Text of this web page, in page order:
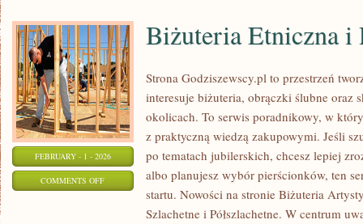
FEBRUARY - 1 - 2026
COMMENTS OFFON
BIŻUTERIA
Biżuteria Etniczna i
Strona Godziszewscy.pl to przestrzeń
interesuje biżuteria, obrączki ślubne oraz
okolicach. To serwis poradnikowy, w
z praktyczną wiedzą zakupowymi. Jeśli
po tematach jubilerskich, chcesz lepiej
albo planujesz wybór pierścionków, ten
startu. Nowości na stronie Biżuteria
Szlachetne i Półszlachetne. W centrum